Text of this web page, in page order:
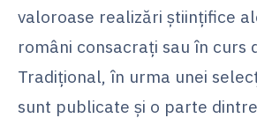
valoroase realizări ştiinţifice
români consacraţi sau în curs
Tradiţional, în urma unei
sunt publicate şi o parte